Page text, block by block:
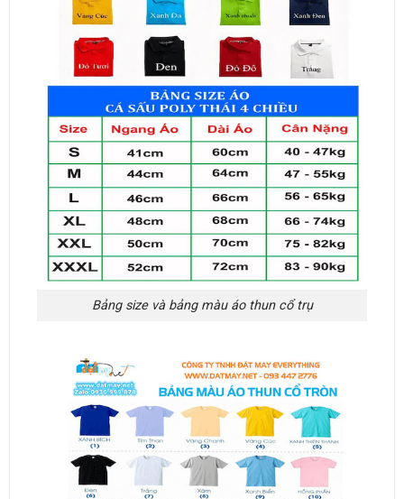
Bảng size và bảng màu áo thun cổ trụ